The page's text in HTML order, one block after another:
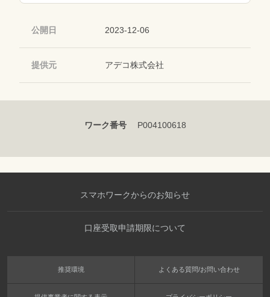
公開日 2023-12-06
提供元 アデコ株式会社
ワーク番号 P004100618
スマホワークからのお知らせ
口座受取申請期限について
推奨環境 よくある質問/お問い合わせ